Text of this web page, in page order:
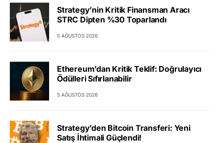
Strategy’nin Kritik Finansman Aracı
STRC Dipten %30 Toparlandı
5 AĞUSTOS 2026
Ethereum’dan Kritik Teklif: Doğrulayıcı
Ödülleri Sıfırlanabilir
5 AĞUSTOS 2026
Strategy’den Bitcoin Transferi: Yeni
Satış İhtimali Güçlendi!